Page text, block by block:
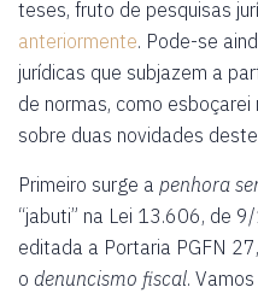
teses, fruto de pesquisas
anteriormente. Pode-se
jurídicas que subjazem a
de normas, como
sobre duas novidades
Primeiro surge a penhora
“jabuti” na Lei 13.606, de
editada a Portaria PGFN
o denuncismo fiscal.